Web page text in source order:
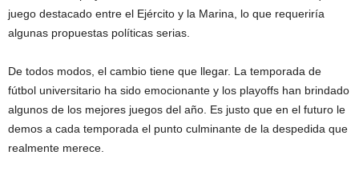
juego destacado entre el Ejército y la Marina, lo que requeriría
algunas propuestas políticas serias.
De todos modos, el cambio tiene que llegar. La temporada de
fútbol universitario ha sido emocionante y los playoffs han brindado
algunos de los mejores juegos del año. Es justo que en el futuro le
demos a cada temporada el punto culminante de la despedida que
realmente merece.